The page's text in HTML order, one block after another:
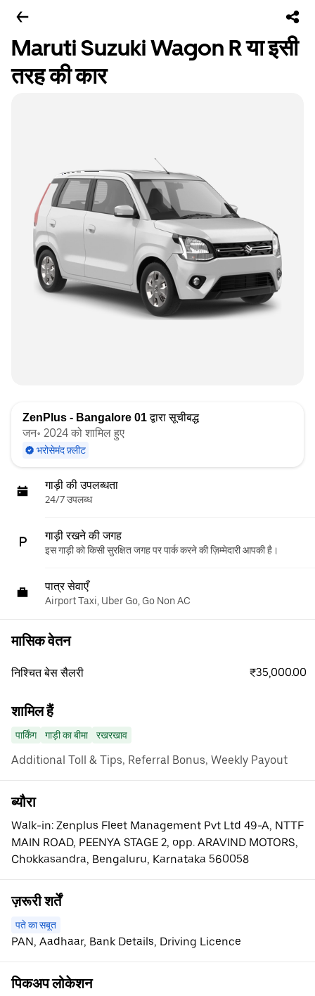
Maruti Suzuki Wagon R या इसी
तरह की कार
ZenPlus - Bangalore 01द्वारा सूचीबद्ध
जन॰ 2024 को शामिल हुए
भरोसेमंद फ़्लीट
गाड़ी की उपलब्धता
24/7 उपलब्ध
गाड़ी रखने की जगह
इस गाड़ी को किसी सुरक्षित जगह पर पार्क करने की ज़िम्मेदारी आपकी है।
पात्र सेवाएँ
Airport Taxi, Uber Go, Go Non AC
मासिक वेतन
निश्चित बेस सैलरी ₹35,000.00
शामिल हैं
पार्किंग गाड़ी का बीमा रखरखाव
Additional Toll & Tips, Referral Bonus, Weekly Payout
ब्यौरा
Walk-in: Zenplus Fleet Management Pvt Ltd 49-A, NTTF
MAIN ROAD, PEENYA STAGE 2, opp. ARAVIND MOTORS,
Chokkasandra, Bengaluru, Karnataka 560058
ज़रूरी शर्तें
पते का सबूत
PAN, Aadhaar, Bank Details, Driving Licence
पिकअप लोकेशन